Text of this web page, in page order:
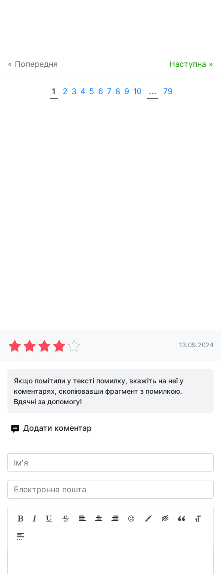
« Попередня Наступна »
1 2 3 4 5 6 7 8 9 10 ... 79
13.09.2024
Якщо помітили у тексті помилку, вкажіть на неї у
коментарях, скопіювавши фрагмент з помилкою.
Вдячні за допомогу!
Додати коментар